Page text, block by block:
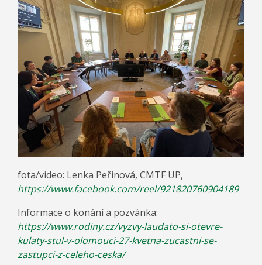
fota/video: Lenka Peřinová, CMTF UP,
https://www.facebook.com/reel/921820760904189
Informace o konání a pozvánka:
https://www.rodiny.cz/vyzvy-laudato-si-otevre-
kulaty-stul-v-olomouci-27-kvetna-zucastni-se-
zastupci-z-celeho-ceska/